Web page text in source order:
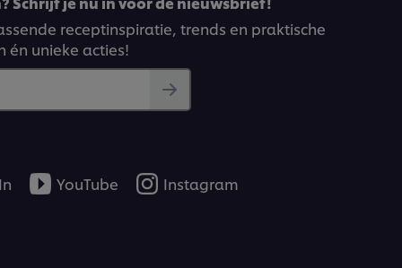
receptinspiratie, trends en praktische
én unieke acties!
YouTube Instagram